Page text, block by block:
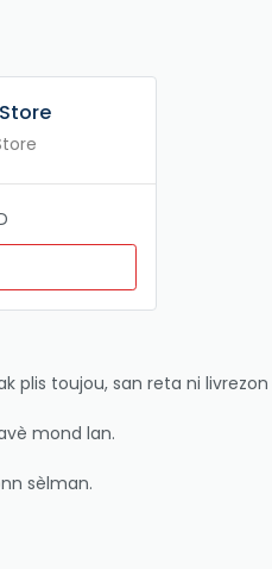
Store
plis toujou, san reta ni livrezon
mond lan.
sèlman.